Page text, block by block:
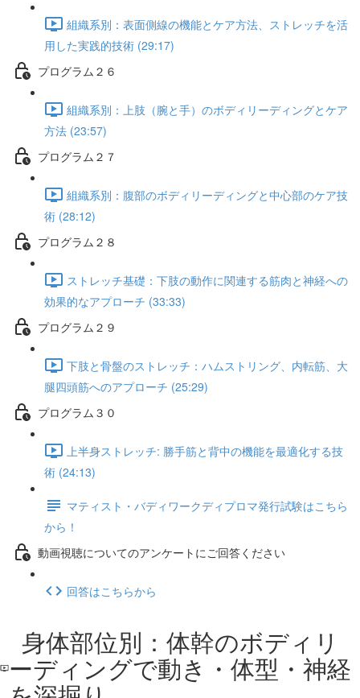
組織系別：表面側線の機能とケア方法、ストレッチを活
用した実践的技術 (29:17)
プログラム２６
組織系別：上肢（腕と手）のボディリーディングとケア
方法 (23:57)
プログラム２７
組織系別：腹部のボディリーディングと中心部のケア技
術 (28:12)
プログラム２８
ストレッチ基礎：下肢の動作に関連する筋肉と神経への
効果的なアプローチ (33:33)
プログラム２９
下肢と骨盤のストレッチ：ハムストリング、内転筋、大
腿四頭筋へのアプローチ (25:29)
プログラム３０
上半身ストレッチ: 勝手筋と背中の機能を最適化する技
術 (24:13)
マティスト・バディワークディプロマ発行試験はこちら
から！
動画視聴についてのアンケートにご回答ください
回答はこちらから
身体部位別：体幹のボディリ
ーディングで動き・体型・神経